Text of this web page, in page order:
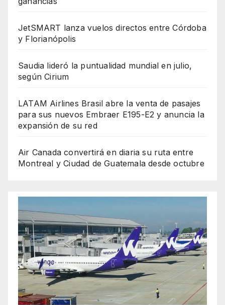
JetSMART lanza vuelos directos entre Córdoba
y Florianópolis
Saudia lideró la puntualidad mundial en julio,
según Cirium
LATAM Airlines Brasil abre la venta de pasajes
para sus nuevos Embraer E195-E2 y anuncia la
expansión de su red
Air Canada convertirá en diaria su ruta entre
Montreal y Ciudad de Guatemala desde octubre